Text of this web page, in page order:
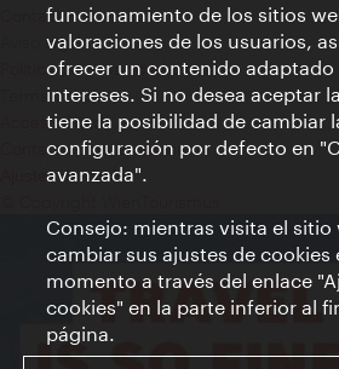
Contacto
Aviso legal
Política de privacidad de datos
Terms of Use
Accesibilidad
Contacto para la prensa
Ajustes de cookie
funcionamiento de los sitios
valoraciones de los usuarios,
ofrecer un contenido adaptado
intereses. Si no desea aceptar
tiene la posibilidad de cambiar
configuración por defecto en
avanzada".
Consejo: mientras visita el sitio
cambiar sus ajustes de cookies
momento a través del enlace
cookies" en la parte inferior al
página.